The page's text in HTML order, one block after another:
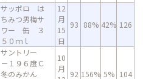
サッポロ は
ちみつ男梅サ
ワー 缶 ３
５０ｍｌ
12
月
15
日
93 88% 42% 126
サントリー
－１９６度Ｃ
冬のみかん
10
月
92 156% 5% 104